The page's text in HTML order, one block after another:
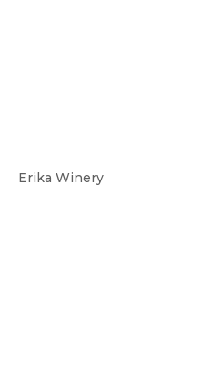
Erika Winery